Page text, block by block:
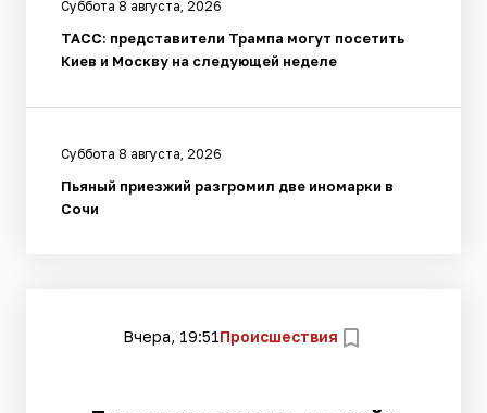
Суббота 8 августа, 2026
ТАСС: представители Трампа могут посетить
Киев и Москву на следующей неделе
Суббота 8 августа, 2026
Пьяный приезжий разгромил две иномарки в
Сочи
Вчера, 19:51Происшествия